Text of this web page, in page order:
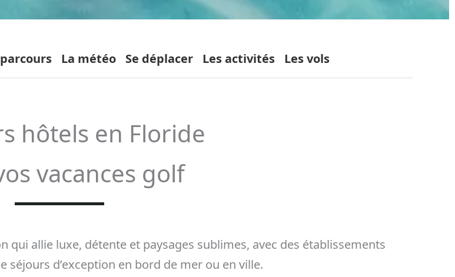
La météo Se déplacer Les activités Les vols
hôtels en Floride
vacances golf
qui allie luxe, détente et paysages sublimes, avec des établissements
d’exception en bord de mer ou en ville.